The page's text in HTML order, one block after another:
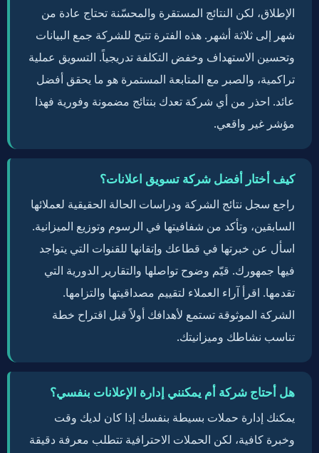
الإطلاق، لكن النتائج المستقرة والمحسّنة تحتاج عادة من
شهر إلى ثلاثة أشهر. هذه الفترة تتيح للشركة جمع البيانات
وتحسين الاستهداف وخفض التكلفة تدريجياً. التسويق عملية
تراكمية، والصبر مع المتابعة المستمرة هو ما يحقق أفضل
عائد. احذر من أي شركة تعدك بنتائج مضمونة وفورية فهذا
مؤشر غير واقعي.
كيف أختار أفضل شركة تسويق اعلانات؟
راجع سجل نتائج الشركة ودراسات الحالة الحقيقية لعملائها
السابقين، وتأكد من شفافيتها في الرسوم وتوزيع الميزانية.
اسأل عن خبرتها في قطاعك وإتقانها للقنوات التي يتواجد
فيها جمهورك. قيّم وضوح تواصلها والتقارير الدورية التي
تقدمها. اقرأ آراء العملاء لتقييم مصداقيتها والتزامها.
الشركة الموثوقة تستمع لأهدافك أولاً قبل اقتراح خطة
تناسب نشاطك وميزانيتك.
هل أحتاج شركة أم يمكنني إدارة الإعلانات بنفسي؟
يمكنك إدارة حملات بسيطة بنفسك إذا كان لديك وقت
وخبرة كافية، لكن الحملات الاحترافية تتطلب معرفة دقيقة